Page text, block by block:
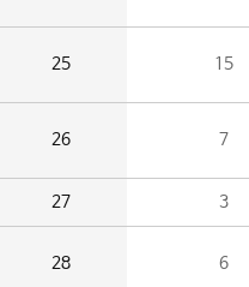
25 15
26 7
27 3
28 6